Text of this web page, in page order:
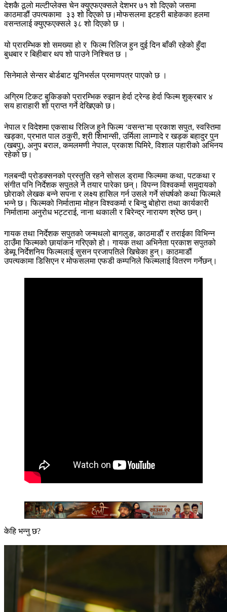
देशकै ठूलो मल्टीप्लेक्स चेन क्युएफएक्सले देशभर ७१ शो दिएको जसमा
काठमाडौं उपत्यकामा ३३ शो दिएको छ।मोफसलमा इटहरी बाहेकका हलमा
वसन्तलाई क्युएफएक्सले ३८ शो दिएको छ ।
यो प्रारम्भिक शो समख्या हो र फिल्म रिलिज हुन दुई दिन बाँकी रहेको हुँदा
बुधबार र बिहीबार थप शो पाउने निश्चित छ ।
सिनेमाले सेन्सर बोर्डबाट यूनिभर्सल प्रमाणपत्र पाएको छ ।
अग्रिम टिकट बुकिङको प्रारम्भिक रुझान हेर्दा ट्रेन्ड हेर्दा फिल्म शुक्रबार ४
सय हाराहारी शो प्राप्त गर्ने देखिएको छ।
नेपाल र विदेशमा एकसाथ रिलिज हुने फिल्म ‘वसन्त’मा प्रकाश सपुत, स्वस्तिमा
खड्का, प्रभात पाल ठकुरी, श्री शिभान्सी, उर्मिला लाम्गादे र खड्क बहादुर पुन
(खबपु), अनुप बराल, कमलमणी नेपाल, प्रकाश घिमिरे, विशाल पहारीको अभिनय
रहेको छ।
गलबन्दी प्रोडक्सनको प्रस्तुति रहने सोसल ड्रामा फिल्ममा कथा, पटकथा र
संगीत पनि निर्देशक सपुतले नै तयार पारेका छन्। विपन्न विश्वकर्मा समुदायको
छोराको लेखक बन्ने सपना र लक्ष्य हासिल गर्न उसले गर्ने संघर्षको कथा फिल्मले
भन्ने छ। फिल्मको निर्मातामा मोहन विश्वकर्मा र बिन्दु बोहोरा तथा कार्यकारी
निर्मातामा अनुरोध भट्टराई, नाना थकाली र बिरेन्द्र नारायण श्रेष्ठ छन्।
गायक तथा निर्देशक सपुतको जन्मथलो बागलुङ, काठमाडौं र तराईका विभिन्न
ठाउँमा फिल्मको छायांकन गरिएको हो। गायक तथा अभिनेता प्रकाश सपुतको
डेब्यू निर्देशनिय फिल्मलाई सुसन प्रजापतिले खिचेका हुन्। काठमाडौं
उपत्यकामा डिसिएन र मोफसलमा एफडी कम्पनिले फिल्मलाई वितरण गर्नेछन्।
केहि भन्नु छ?